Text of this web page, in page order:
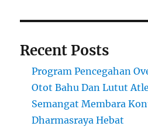
Recent Posts
Program Pencegahan
Otot Bahu Dan Lutut
Semangat Membara
Dharmasraya Hebat